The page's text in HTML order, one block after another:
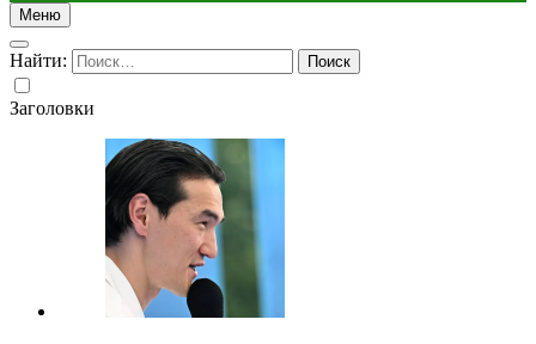
Меню
Найти:
Заголовки